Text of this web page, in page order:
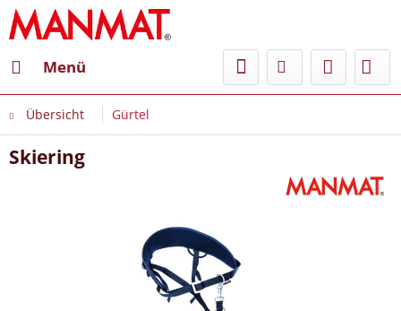
Menü
Übersicht Gürtel
Skiering